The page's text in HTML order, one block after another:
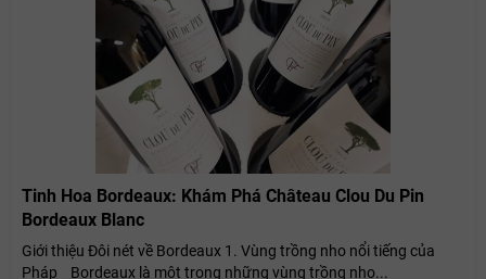
Tinh Hoa Bordeaux: Khám Phá Château Clou Du Pin
Bordeaux Blanc
Giới thiệu Đôi nét về Bordeaux 1. Vùng trồng nho nổi tiếng của
Pháp Bordeaux là một trong những vùng trồng nho...